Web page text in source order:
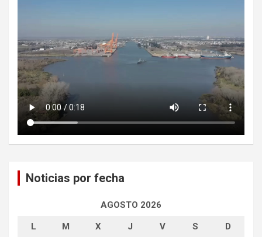
Noticias por fecha
AGOSTO 2026
L M X J V S D